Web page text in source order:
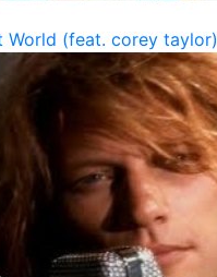
World (feat. corey taylor)